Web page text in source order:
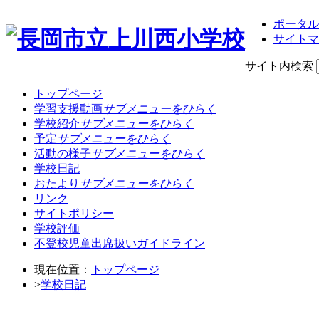
ポータ
サイト
サイト内検索
トップページ
学習支援動画サブメニューをひらく
学校紹介サブメニューをひらく
予定サブメニューをひらく
活動の様子サブメニューをひらく
学校日記
おたより サブメニューをひらく
リンク
サイトポリシー
学校評価
不登校児童出席扱いガイドライン
現在位置：
トップページ
>学校日記